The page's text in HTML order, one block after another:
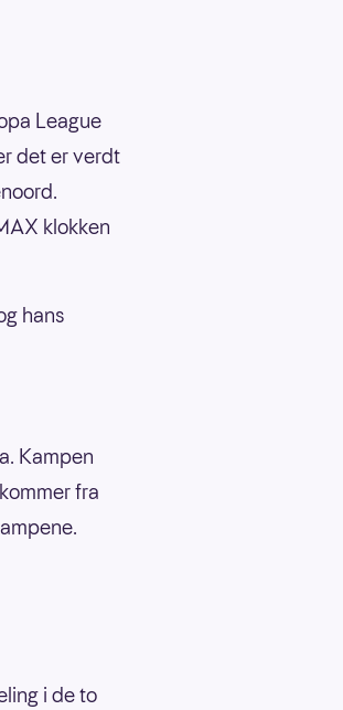
League
det er verdt
klokken
hans
Kampen
fra
i de to